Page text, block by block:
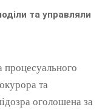
та управляли
процесуального
та
оголошена за